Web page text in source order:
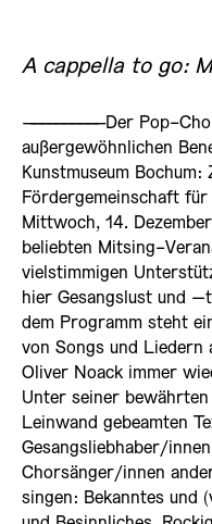
A cappella to go:
——————————Der Pop-
außergewöhnlichen
Kunstmuseum
Fördergemeinschaft
Mittwoch, 14.
beliebten Mitsing-
vielstimmigen
hier Gesangslust und
dem Programm steht
von Songs und
Oliver Noack immer
Unter seiner
Leinwand gebeamten
Gesangsliebhaber/
Chorsänger/innen
singen: Bekanntes und